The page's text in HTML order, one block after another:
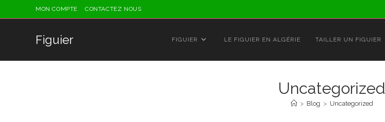
to
MON COMPTE CONTACTEZ NOUS
Figuier FIGUIER LE FIGUIER EN ALGÉRIE TAILLER UN FIGUIER
Uncategorized
> Blog > Uncategorized